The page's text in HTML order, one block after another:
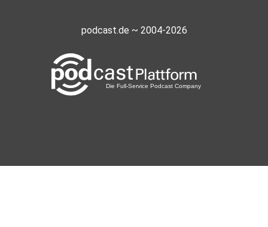
podcast.de ~ 2004-2026